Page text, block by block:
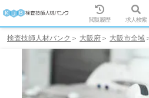
閲覧履歴 求人検索
検査技師人材バンク 大阪府 大阪市全域